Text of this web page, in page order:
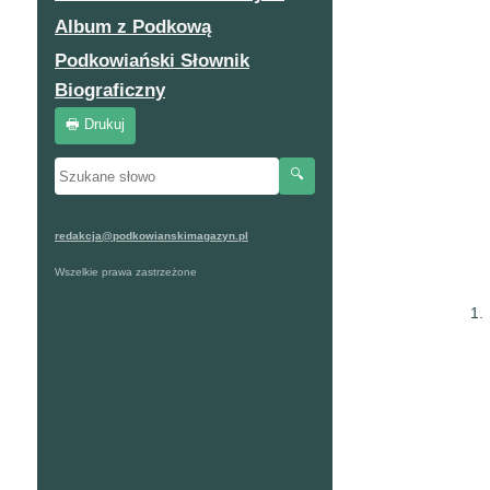
Album z Podkową
Podkowiański Słownik
Biograficzny
🖶 Drukuj
🔍
redakcja@podkowianskimagazyn.pl
Wszelkie prawa zastrzeżone
1.